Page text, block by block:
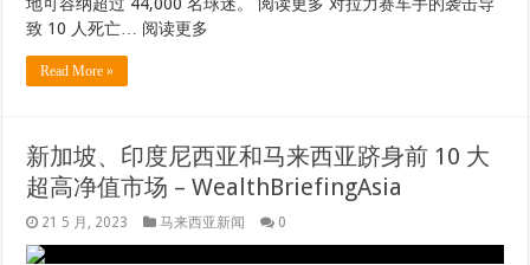
21 5 月, 2023 马来西亚新闻
在其数据的调查结果中，Knight Frank 展示了在特定国家/地区按
至 2022 年的五年内这一增长率为 51% 莱坊. 新加坡、马来西亚
和印度尼西亚跻身增长最快的 10 个超高净值市场之列，其富裕人
2022 年超高净值人士的数量有所减少。 该公司确定了水平… 阅
读更多